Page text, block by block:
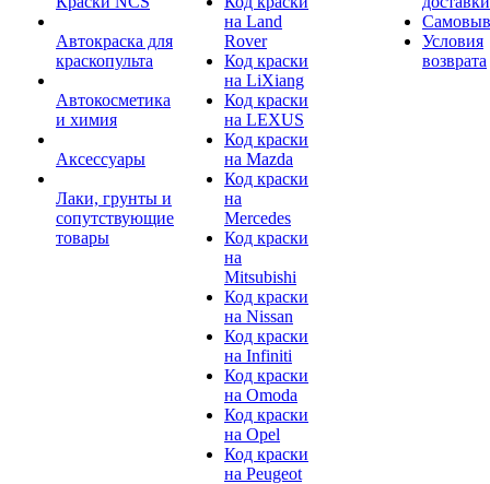
Автокраска для
краскопульта
Автокосметика
и химия
Аксессуары
Лаки, грунты и
сопутствующие
товары
на Land
Rover
Код краски
на LiXiang
Код краски
на LEXUS
Код краски
на Mazda
Код краски
на
Mercedes
Код краски
на
Mitsubishi
Код краски
на Nissan
Код краски
на Infiniti
Код краски
на Omoda
Код краски
на Opel
Код краски
на Peugeot
Условия
возврата